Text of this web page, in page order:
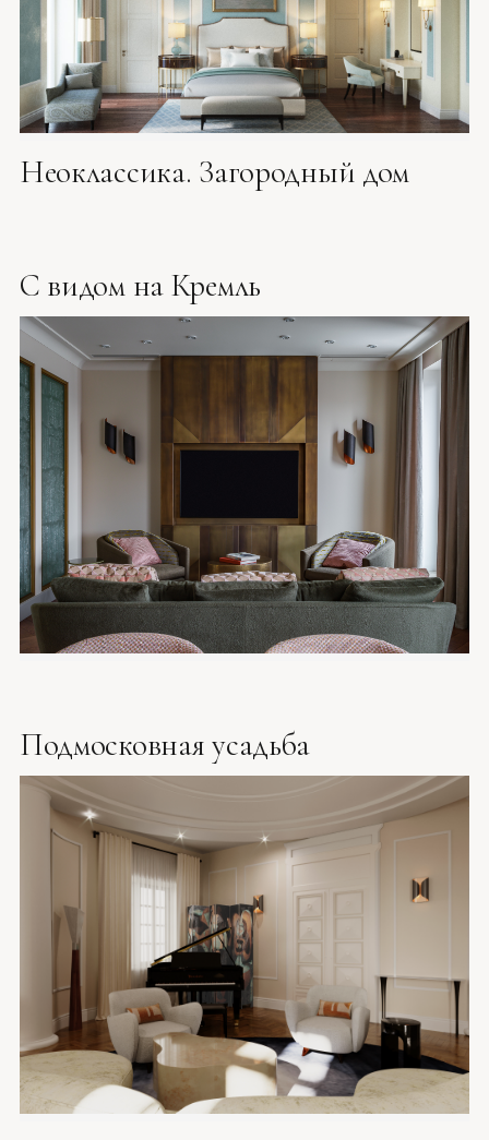
Неоклассика. Загородный дом
С видом на Кремль
Подмосковная усадьба